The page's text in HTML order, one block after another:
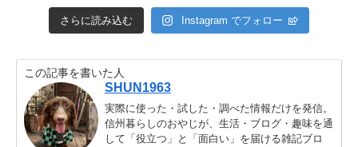
さらに読み込む Instagram でフォロー
この記事を書いた人
SHUN1963
実際に使った・試した・調べた情報だけを発信。
信州暮らしのおやじが、生活・ブログ・趣味を通
して「役立つ」と「面白い」を届ける雑記ブロ